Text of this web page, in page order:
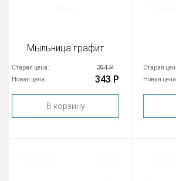
Мыльница графит
Старая цена: 394 Р
Новая цена: 343 Р
В корзину
Старая
Новая